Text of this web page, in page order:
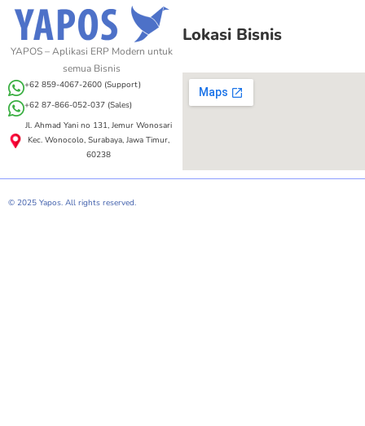
YAPOS – Aplikasi ERP Modern untuk
semua Bisnis
+62 859-4067-2600 (Support)
+62 87-866-052-037 (Sales)
Jl. Ahmad Yani no 131, Jemur Wonosari
Kec. Wonocolo, Surabaya, Jawa Timur,
60238
Lokasi Bisnis
© 2025 Yapos. All rights reserved.